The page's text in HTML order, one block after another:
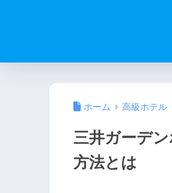
ホーム 高級ホテル
三井ガーデ
方法とは